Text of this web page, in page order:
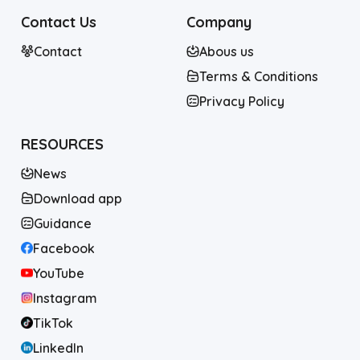
Contact Us
Contact
Company
Abous us
Terms & Conditions
Privacy Policy
RESOURCES
News
Download app
Guidance
Facebook
YouTube
Instagram
TikTok
LinkedIn